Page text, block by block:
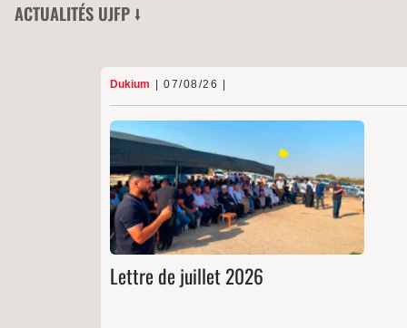
ACTUALITÉS UJFP ⭣
Dukium 07/08/26
Lettre de juillet 2026
Soutien à Al-Araqib : 16 ans de résistance obstinée
Le 25 juillet, le Dukium (aussi appelé NCF pour
« Forum pour la Coexistence dans le Néguev » en
anglais) a eu la fierté de coorganiser la 16e édition
de l’événement annuel dédié au sumud
(persévérance, résilience, ténacité…) d’Al-Araqib,
marquant ainsi seize années
…
Lettre
de
juillet
2026